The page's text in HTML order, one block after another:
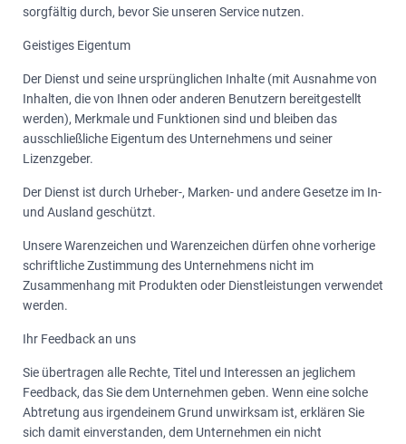
sorgfältig durch, bevor Sie unseren Service nutzen.
Geistiges Eigentum
Der Dienst und seine ursprünglichen Inhalte (mit Ausnahme von
Inhalten, die von Ihnen oder anderen Benutzern bereitgestellt
werden), Merkmale und Funktionen sind und bleiben das
ausschließliche Eigentum des Unternehmens und seiner
Lizenzgeber.
Der Dienst ist durch Urheber-, Marken- und andere Gesetze im In-
und Ausland geschützt.
Unsere Warenzeichen und Warenzeichen dürfen ohne vorherige
schriftliche Zustimmung des Unternehmens nicht im
Zusammenhang mit Produkten oder Dienstleistungen verwendet
werden.
Ihr Feedback an uns
Sie übertragen alle Rechte, Titel und Interessen an jeglichem
Feedback, das Sie dem Unternehmen geben. Wenn eine solche
Abtretung aus irgendeinem Grund unwirksam ist, erklären Sie
sich damit einverstanden, dem Unternehmen ein nicht